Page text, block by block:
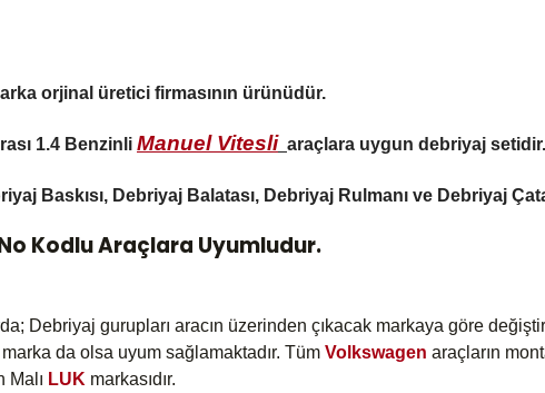
orjinal üretici firmasının ürünüdür.
1.4 Benzinli Manuel Vitesli araçlara uygun debriyaj setidir.
Baskısı, Debriyaj Balatası, Debriyaj Rulmanı ve Debriyaj
Kodlu Araçlara Uyumludur.
Debriyaj gurupları aracın üzerinden çıkacak markaya göre
da olsa uyum sağlamaktadır. Tüm Volkswagen araçların
Malı LUK markasıdır.